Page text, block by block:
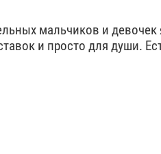
мальчиков и девочек
и просто для души.